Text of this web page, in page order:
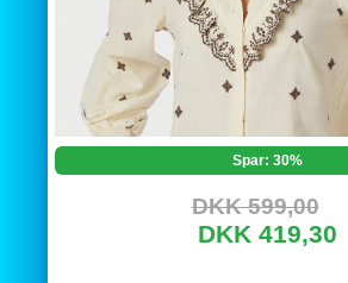
Spar: 30%
DKK 599,00
DKK 419,30